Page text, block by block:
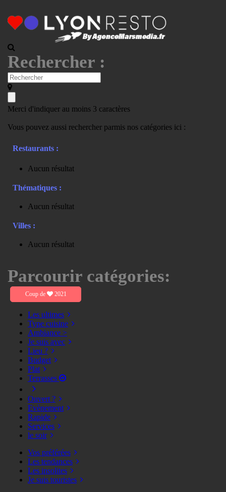
Rechercher :
Merci d'indiquer au moins 3 caractères
Vous pouvez aussi rechercher parmis nos catégories ici :
Restaurants :
Aucun résultat
Thématiques :
Aucun résultat
Villes :
Aucun résultat
Parcourir catégories:
Coup de 2021
Les ultimes
Type cuisine
Ambiance >
Je suis avec
Lieu ?
Budget
Plat
Terrasses
Ouvert ?
Evènement
Rapide
Services
le soir
Vos préférées
Les tendances
Les insolites
Je suis touristes